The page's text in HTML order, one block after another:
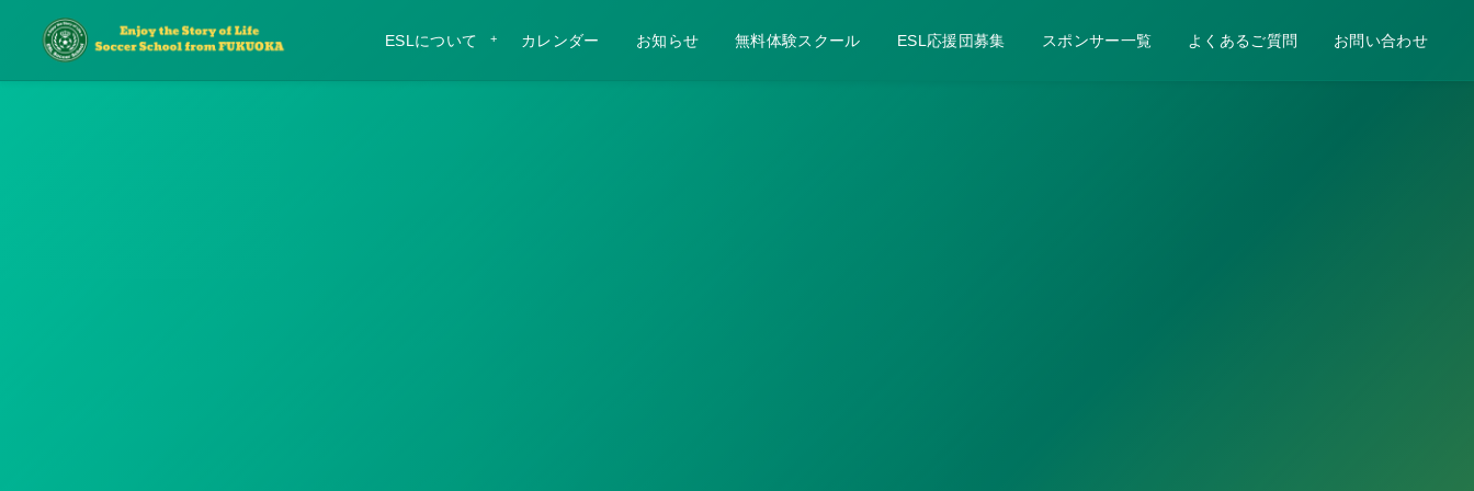
ESLについて カレンダー お知らせ 無料体験スクール ESL応援団募集 スポンサー一覧 よくあるご質問 お問い合わせ